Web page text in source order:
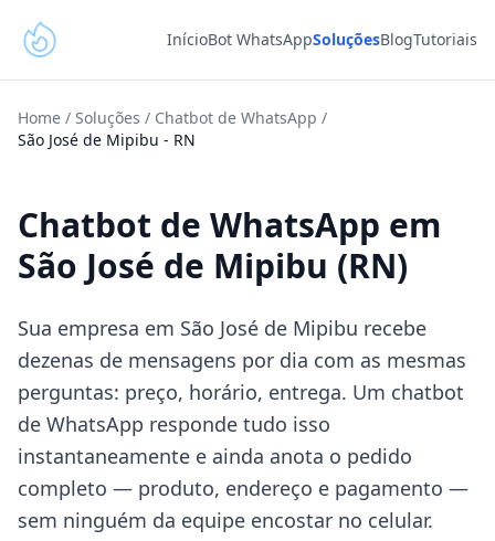
InícioBot WhatsAppSoluçõesBlogTutoriais
Home / Soluções / Chatbot de WhatsApp /
São José de Mipibu - RN
Chatbot de WhatsApp em
São José de Mipibu (RN)
Sua empresa em São José de Mipibu recebe
dezenas de mensagens por dia com as mesmas
perguntas: preço, horário, entrega. Um chatbot
de WhatsApp responde tudo isso
instantaneamente e ainda anota o pedido
completo — produto, endereço e pagamento —
sem ninguém da equipe encostar no celular.